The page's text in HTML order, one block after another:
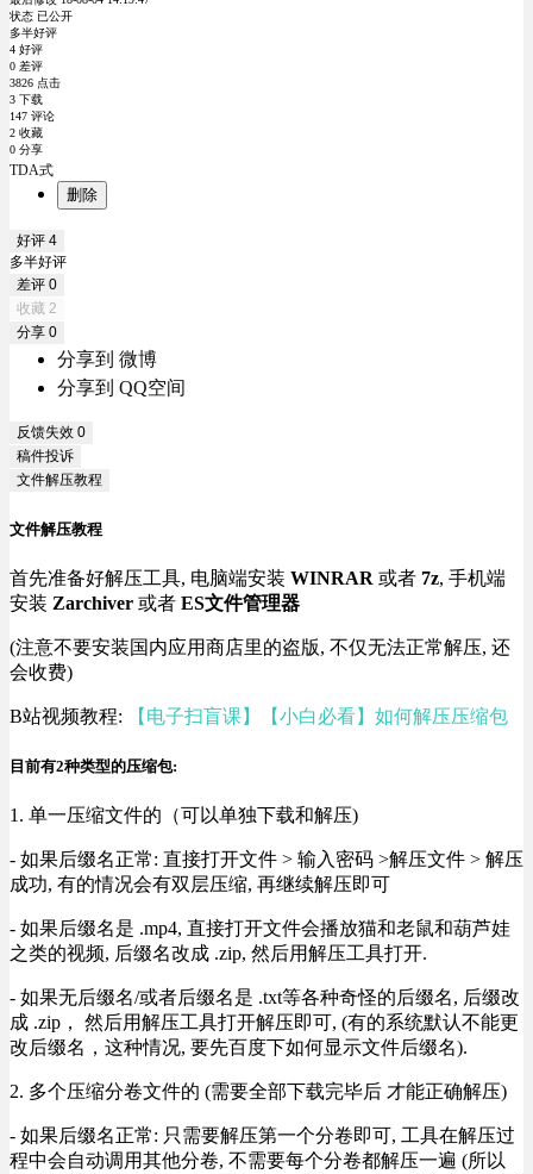
状态 已公开
多半好评
4 好评
0 差评
3826 点击
3 下载
147 评论
2 收藏
0 分享
TDA式
删除
好评 4
多半好评
差评 0
收藏 2
分享 0
分享到 微博
分享到 QQ空间
反馈失效 0
稿件投诉
文件解压教程
文件解压教程
首先准备好解压工具, 电脑端安装 WINRAR 或者 7z, 手机端
安装 Zarchiver 或者 ES文件管理器
(注意不要安装国内应用商店里的盗版, 不仅无法正常解压, 还
会收费)
B站视频教程: 【电子扫盲课】【小白必看】如何解压压缩包
目前有2种类型的压缩包:
1. 单一压缩文件的（可以单独下载和解压)
- 如果后缀名正常: 直接打开文件 > 输入密码 >解压文件 > 解压
成功, 有的情况会有双层压缩, 再继续解压即可
- 如果后缀名是 .mp4, 直接打开文件会播放猫和老鼠和葫芦娃
之类的视频, 后缀名改成 .zip, 然后用解压工具打开.
- 如果无后缀名/或者后缀名是 .txt等各种奇怪的后缀名, 后缀改
成 .zip， 然后用解压工具打开解压即可, (有的系统默认不能更
改后缀名，这种情况, 要先百度下如何显示文件后缀名).
2. 多个压缩分卷文件的 (需要全部下载完毕后 才能正确解压)
- 如果后缀名正常: 只需要解压第一个分卷即可, 工具在解压过
程中会自动调用其他分卷, 不需要每个分卷都解压一遍 (所以